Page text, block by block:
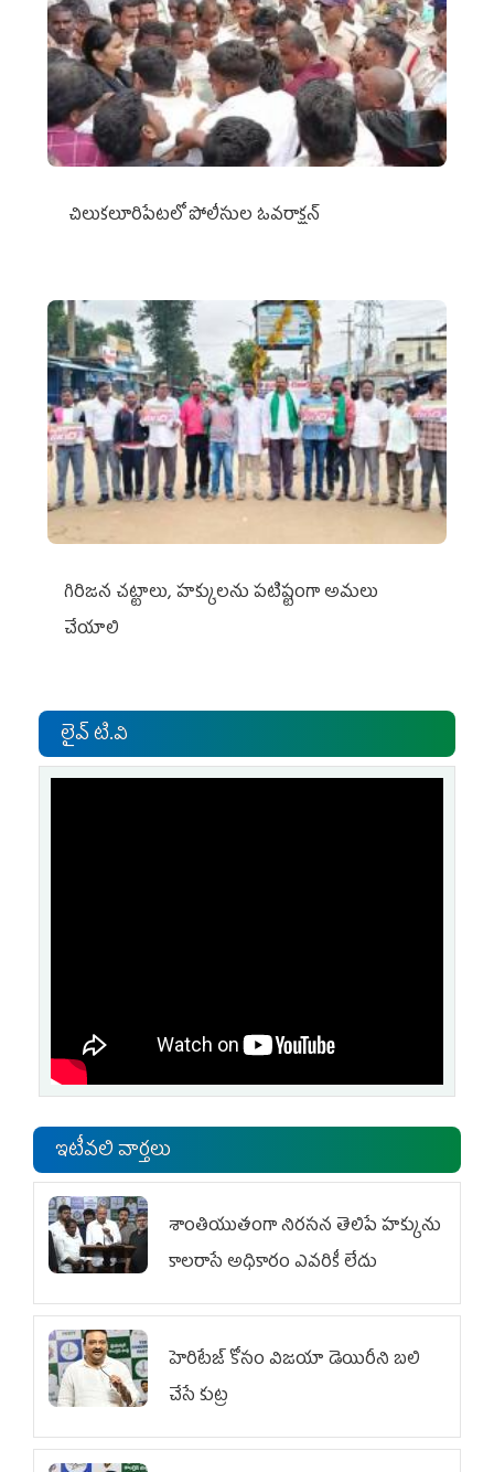
చిలుక‌లూరిపేట‌లో పోలీసుల ఓవ‌రాక్ష‌న్‌
గిరిజన చట్టాలు, హక్కులను పటిష్టంగా అమలు
చేయాలి
లైవ్ టి.వి
ఇటీవలి వార్తలు
శాంతియుతంగా నిరసన తెలిపే హక్కును
కాలరాసే అధికారం ఎవరికీ లేదు
హెరిటేజ్ కోసం విజయా డెయిరీని బలి
చేసే కుట్ర‌